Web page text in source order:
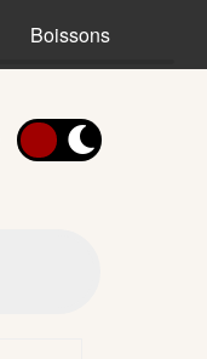
Boissons